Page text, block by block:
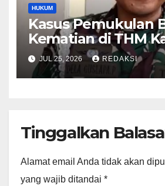
HUKUM
Kasus Pemukulan
Kematian di THM
Oknum Perwira
Jadi Tersangka
JUL 25, 2026 REDAKSI
Tinggalkan
Alamat email Anda tidak akan
yang wajib ditandai *